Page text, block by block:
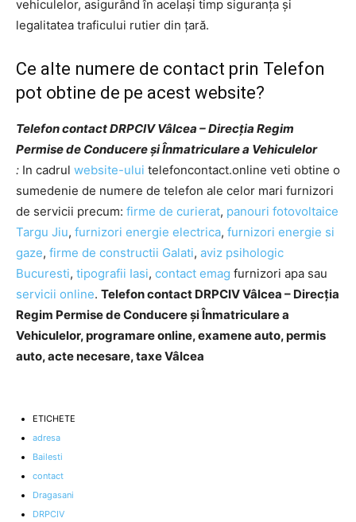
vehiculelor, asigurând în același timp siguranța și
legalitatea traficului rutier din țară.
Ce alte numere de contact prin Telefon
pot obtine de pe acest website?
Telefon contact DRPCIV Vâlcea – Direcția Regim
Permise de Conducere și Înmatriculare a Vehiculelor
: In cadrul website-ului telefoncontact.online veti obtine o
sumedenie de numere de telefon ale celor mari furnizori
de servicii precum: firme de curierat, panouri fotovoltaice
Targu Jiu, furnizori energie electrica, furnizori energie si
gaze, firme de constructii Galati, aviz psihologic
Bucuresti, tipografii Iasi, contact emag furnizori apa sau
servicii online. Telefon contact DRPCIV Vâlcea – Direcția
Regim Permise de Conducere și Înmatriculare a
Vehiculelor, programare online, examene auto, permis
auto, acte necesare, taxe Vâlcea
ETICHETE
adresa
Bailesti
contact
Dragasani
DRPCIV